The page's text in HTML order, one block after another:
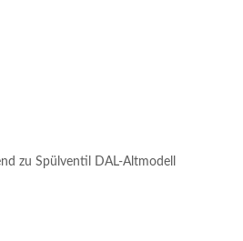
zu Spülventil DAL-Altmodell